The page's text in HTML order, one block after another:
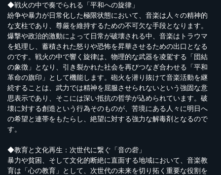
◆戦火の中で奏でられる「平和への旋律」
紛争や暴力が日常化した極限状態において、音楽は人々の精神的
な支柱であり、尊厳を維持するための不可欠な手段となります。
爆撃や政治的激動によって日常が破壊される中、音楽はトラウマ
を処理し、蓄積された怒りや恐怖を昇華させるための出口となる
のです。戦火の中で響く旋律は、物理的な武器を凌駕する「団結
の象徴」となり、引き裂かれた社会を再びつなぎ合わせる「平和
革命の旗印」として機能します。砲火を潜り抜けて音楽活動を継
続することは、武力では精神を屈服させられないという強固な意
思表示であり、そこには深い抵抗の哲学が込められています。破
壊に対する創造という行為そのものが、苦境にある人々に明日へ
の希望と連帯をもたらし、絶望に対する強力な解毒剤となるので
す。
◆教育と文化再生：次世代に繋ぐ「音の砦」
暴力や貧困、そして文化的断絶に直面する地域において、音楽教
育は「心の教育」として、次世代の未来を切り拓く重要な役割を